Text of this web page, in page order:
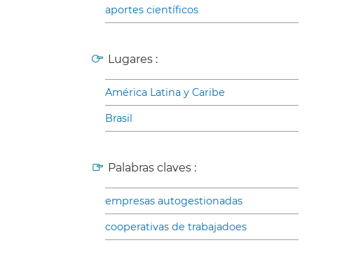
aportes científicos
Lugares :
América Latina y Caribe
Brasil
Palabras claves :
empresas autogestionadas
cooperativas de trabajadoes